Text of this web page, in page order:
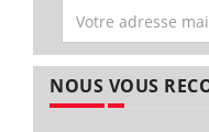
NOUS VOUS